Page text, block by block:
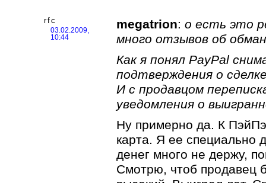
rfc
03.02.2009,
10:44
megatrion: о есть это
много отзывов об
Как я понял PayPal
подтверждения о
И с продавцом
уведомления о
Ну примерно да. К
карта. Я ее специально
денег много не держу,
Смотрю, чтоб продавец